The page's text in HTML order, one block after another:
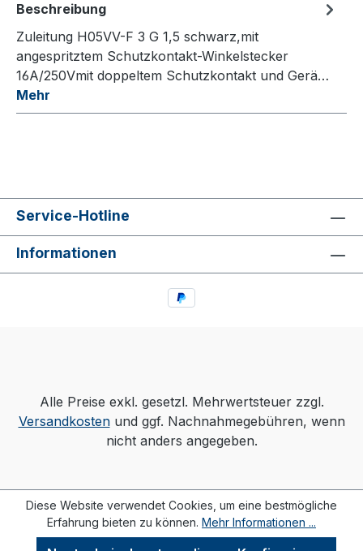
Beschreibung
Zuleitung H05VV-F 3 G 1,5 schwarz,mit
angespritztem Schutzkontakt-Winkelstecker
16A/250Vmit doppeltem Schutzkontakt und Gerä…
Mehr
Service-Hotline
Informationen
Alle Preise exkl. gesetzl. Mehrwertsteuer zzgl.
Versandkostenund ggf. Nachnahmegebühren, wenn
nicht anders angegeben.
Diese Website verwendet Cookies, um eine bestmögliche
Erfahrung bieten zu können. Mehr Informationen ...